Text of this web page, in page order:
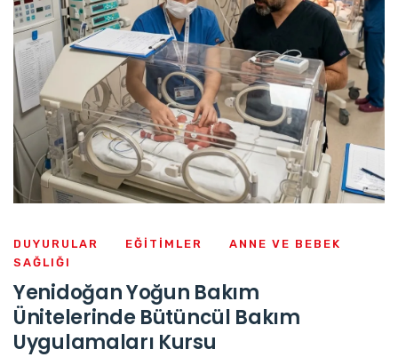
DUYURULAR EĞITIMLER
ANNE VE BEBEK
SAĞLIĞI
Yenidoğan Yoğun Bakım
Ünitelerinde Bütüncül Bakım
Uygulamaları Kursu